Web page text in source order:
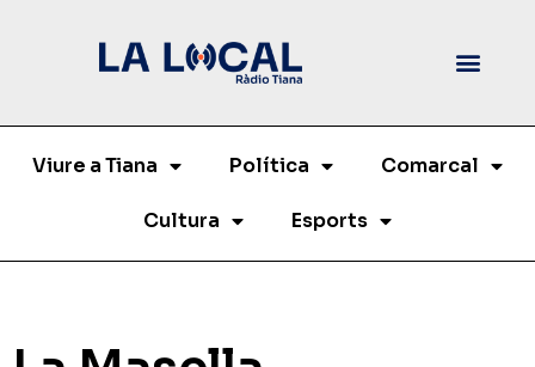
Viure a Tiana Política Comarcal
Cultura Esports